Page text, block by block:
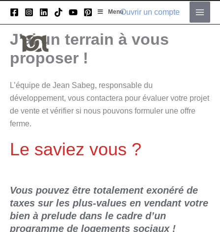
Ouvrir un compte
Main
J’ai un terrain à vous
proposer !
L’équipe de Jean Sabeg, responsable du
développement, vous contactera pour évaluer votre projet
de vente et vérifier si nous pouvons formuler une offre
ferme.
Le saviez vous ?
Vous pouvez être totalement exonéré de
taxes sur les plus-values en vendant votre
bien à prelude dans le cadre d’un
programme de logements sociaux !
Menu